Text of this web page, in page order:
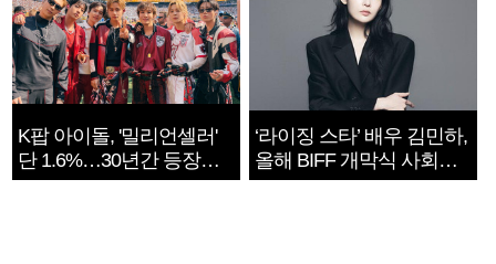
K팝 아이돌, '밀리언셀러'
단 1.6%…30년간 등장
1182개팀 전수조사
‘라이징 스타’ 배우 김민하,
올해 BIFF 개막식 사회자
확정